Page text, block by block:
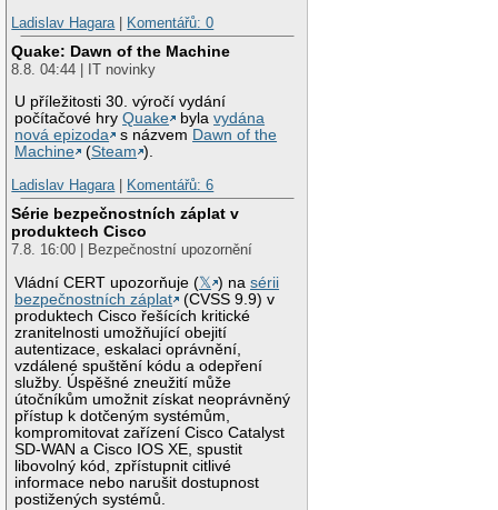
Ladislav Hagara
Komentářů: 0
Quake: Dawn of the Machine
8.8. 04:44 | IT novinky
U příležitosti 30. výročí vydání
počítačové hryQuake bylavydána
nová epizoda
s názvem Dawn of the
Machine
(Steam ).
Ladislav Hagara
Komentářů: 6
Série bezpečnostních záplat v
produktech Cisco
7.8. 16:00 | Bezpečnostní upozornění
Vládní CERT upozorňuje (𝕏 ) nasérii
bezpečnostních záplat
(CVSS 9.9) v
produktech Cisco řešících kritické
zranitelnosti umožňující obejití
autentizace, eskalaci oprávnění,
vzdálené spuštění kódu a odepření
služby. Úspěšné zneužití může
útočníkům umožnit získat neoprávněný
přístup k dotčeným systémům,
kompromitovat zařízení Cisco Catalyst
SD-WAN a Cisco IOS XE, spustit
libovolný kód, zpřístupnit citlivé
informace nebo narušit dostupnost
postižených systémů.